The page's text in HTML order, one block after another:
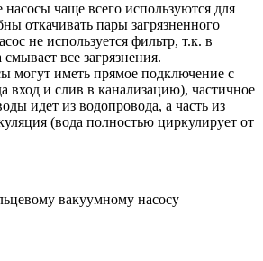
насосы чаще всего используются для
откачивать пары загрязненного
не используется фильтр, т.к. в
все загрязнения.
могут иметь прямое подключение с
вход и слив в канализацию), частичное
идет из водопровода, а часть из
(вода полностью циркулирует от
вакуумному насосу